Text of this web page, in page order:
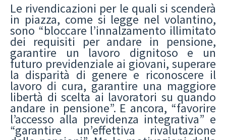
Le rivendicazioni per le quali si scenderà
in piazza, come si legge nel volantino,
sono “bloccare l’innalzamento illimitato
dei requisiti per andare in pensione,
garantire un lavoro dignitoso e un
futuro previdenziale ai giovani, superare
la disparità di genere e riconoscere il
lavoro di cura, garantire una maggiore
libertà di scelta ai lavoratori su quando
andare in pensione”. E ancora, “favorire
l’accesso alla previdenza integrativa” e
“garantire un’effettiva rivalutazione